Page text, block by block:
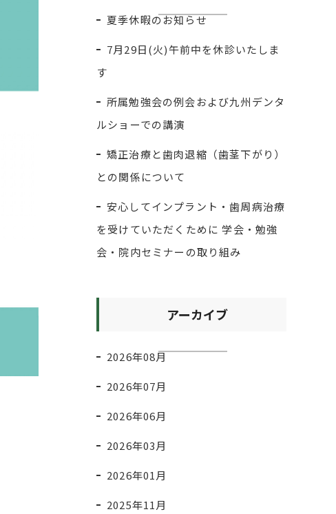
夏季休暇のお知らせ
7月29日(火)午前中を休診いたしま
す
所属勉強会の例会および九州デンタ
ルショーでの講演
矯正治療と歯肉退縮（歯茎下がり）
との関係について
安心してインプラント・歯周病治療
を受けていただくために 学会・勉強
会・院内セミナーの取り組み
アーカイブ
2026年08月
2026年07月
2026年06月
2026年03月
2026年01月
2025年11月